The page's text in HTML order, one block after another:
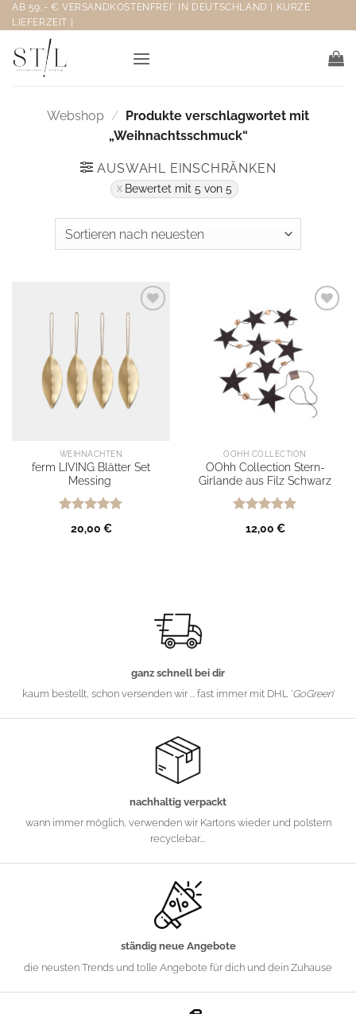
Zum
Inhalt
springen
AB 59,- € VERSANDKOSTENFREI* IN DEUTSCHLAND | KURZE
LIEFERZEIT |
Webshop / Produkte verschlagwortet mit
„Weihnachtsschmuck“
AUSWAHL EINSCHRÄNKEN
Bewertet mit 5 von 5
Wunschliste
WEIHNACHTEN
ferm LIVING Blätter Set
Messing
mit5von
20,00 €
Ab auf
Wunschliste
OOHH COLLECTION
OOhh Collection Stern-
Girlande aus Filz Schwarz
mit5von
12,00 €
ganz schnell bei dir
kaum bestellt, schon versenden wir ... fast immer mit DHL 'GoGreen'
nachhaltig verpackt
wann immer möglich, verwenden wir Kartons wieder und polstern
recyclebar....
ständig neue Angebote
die neusten Trends und tolle Angebote für dich und dein Zuhause